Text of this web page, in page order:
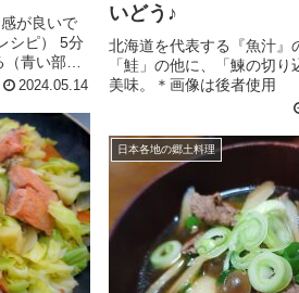
いどう♪
北海道を代表する『魚汁』
「鮭」の他に、「鰊の切り
美味。＊画像は後者使
をご堪能あれ♪ レシピはこ
切り身・あら（又は、にし
み）じゃがいも大根人参...
が良いで
シピ） 5分
青い部分
スープ醤
2024.05.14
日本各地の郷土料理